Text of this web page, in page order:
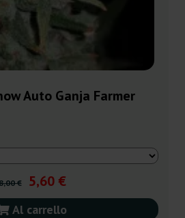
Auto Ganja Farmer
€ 5,60 €
Al carrello